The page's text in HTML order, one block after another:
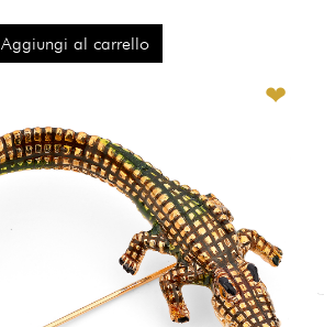
Aggiungi al carrello